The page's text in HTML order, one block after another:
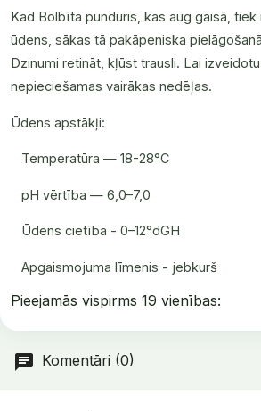
Kad Bolbīta punduris, kas aug gaisā,
ūdens, sākas tā pakāpeniska
Dzinumi retināt, kļūst trausli. Lai
nepieciešamas vairākas nedēļas.
Ūdens apstākļi:
Temperatūra — 18-28°С
pH vērtība — 6,0–7,0
Ūdens cietība - 0–12°dGH
Apgaismojuma līmenis - jebkurš
Pieejamās vispirms 19 vienības:
Komentāri (0)